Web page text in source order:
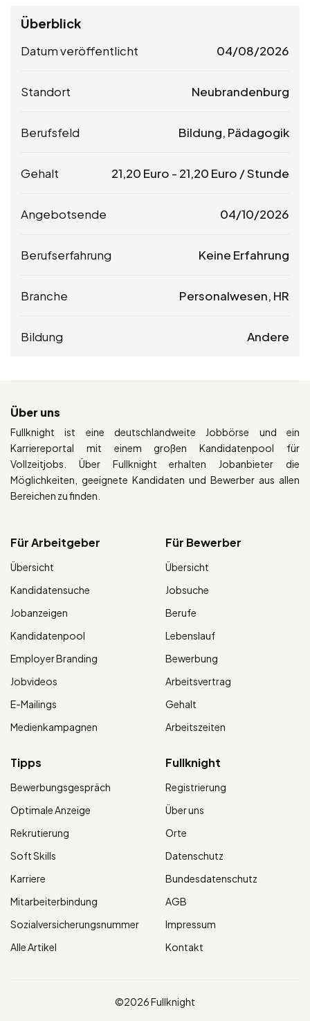
Überblick
Datum veröffentlicht 04/08/2026
Standort Neubrandenburg
Berufsfeld Bildung, Pädagogik
Gehalt 21,20 Euro - 21,20 Euro / Stunde
Angebotsende 04/10/2026
Berufserfahrung Keine Erfahrung
Branche Personalwesen, HR
Bildung Andere
Über uns
Fullknight ist eine deutschlandweite Jobbörse und ein
Karriereportal mit einem großen Kandidatenpool für
Vollzeitjobs. Über Fullknight erhalten Jobanbieter die
Möglichkeiten, geeignete Kandidaten und Bewerber aus allen
Bereichen zu finden.
Für Arbeitgeber
Übersicht
Kandidatensuche
Jobanzeigen
Kandidatenpool
Employer Branding
Jobvideos
E-Mailings
Medienkampagnen
Für Bewerber
Übersicht
Jobsuche
Berufe
Lebenslauf
Bewerbung
Arbeitsvertrag
Gehalt
Arbeitszeiten
Tipps
Bewerbungsgespräch
Optimale Anzeige
Rekrutierung
Soft Skills
Karriere
Mitarbeiterbindung
Sozialversicherungsnummer
Alle Artikel
Fullknight
Registrierung
Über uns
Orte
Datenschutz
Bundesdatenschutz
AGB
Impressum
Kontakt
©2026 Fullknight